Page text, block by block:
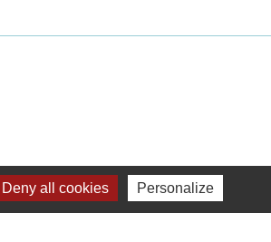
all cookies Personalize